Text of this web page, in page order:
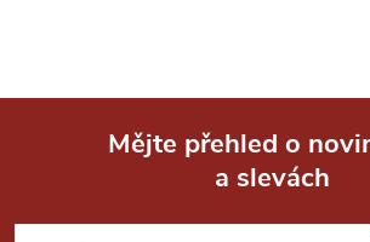
u
Mějte přehled o
a slevách